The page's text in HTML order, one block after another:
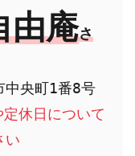
由庵さ
中央町1番8号
日について
い